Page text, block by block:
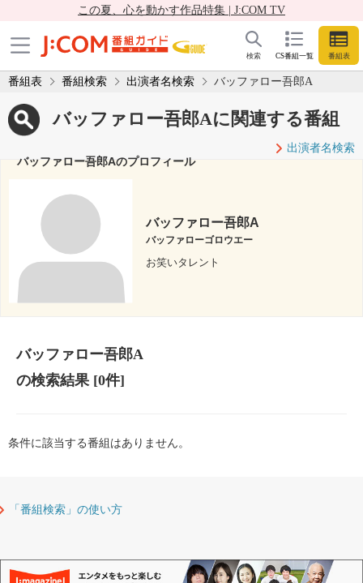
この夏、心を動かす作品特集 | J:COM TV
CS番組一覧 番組表
検索
番組表 番組検索 出演者名検索 バッファロー吾郎A
バッファロー吾郎Aに関連する番組
出演者名検索
バッファロー吾郎Aのプロフィール
バッファロー吾郎A
バッファローゴロウエー
お笑いタレント
バッファロー吾郎A
の検索結果[0件]
条件に該当する番組はありません。
「番組検索」の使い方